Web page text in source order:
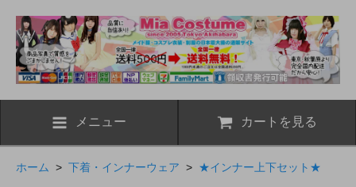
メニュー カートを見る
ホーム > 下着・インナーウェア > ★インナー上下セット★